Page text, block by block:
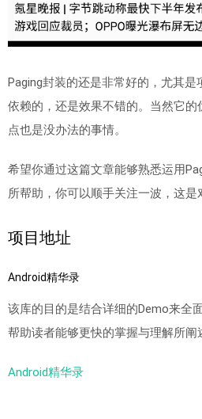
Paging封装的还是非常好的，尤其是
依赖的，还是效果不错的。当然它
点也是没办法的事情。
希望你通过这篇文章能够熟悉运用
所帮助，你可以顺手关注一波，这是
项目地址
Android精华录
该库的目的是结合详细的Demo来全
帮助读者能够更快的掌握与理解所阐
Android精华录